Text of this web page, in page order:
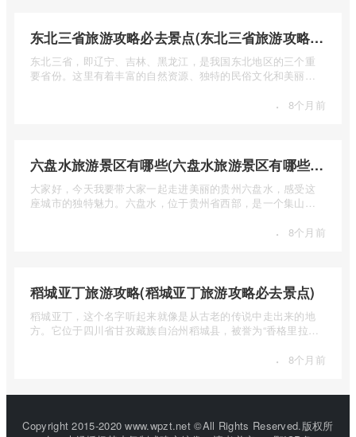
东北三省旅游攻略必去景点(东北三省旅游攻略必去景点视频介绍)
东北三省，即辽宁、吉林、黑龙江，是我国东北地区的三个重
要省份。这里有着丰富的自然资源、独特的民俗文化和美丽的
· 8个月前
六盘水旅游景区有哪些(六盘水旅游景区有哪些景点值得去)
大家好，今天我要带大家一起走进美丽的贵州六盘水，感受这
座城市的独特魅力。六盘水，位于贵州省西部，是一个集山水
· 8个月前
稻城亚丁旅游攻略(稻城亚丁旅游攻略必去景点)
稻城亚丁，这个名字听起来就像是从古老的传说中走出来的地
方。它位于四川省甘孜藏族自治州稻城县，被誉为“香格里拉的
· 8个月前
Copyright 2015-2020 www.wpzt.net ©All Rights Reserved.版权所